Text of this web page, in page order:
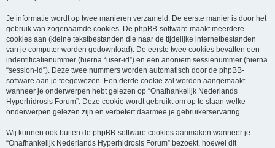
Je informatie wordt op twee manieren verzameld. De eerste manier is door het
gebruik van zogenaamde cookies. De phpBB-software maakt meerdere
cookies aan (kleine tekstbestanden die naar de tijdelijke internetbestanden
van je computer worden gedownload). De eerste twee cookies bevatten een
indentificatienummer (hierna “user-id”) en een anoniem sessienummer (hierna
“session-id”). Deze twee nummers worden automatisch door de phpBB-
software aan je toegewezen. Een derde cookie zal worden aangemaakt
wanneer je onderwerpen hebt gelezen op “Onafhankelijk Nederlands
Hyperhidrosis Forum”. Deze cookie wordt gebruikt om op te slaan welke
onderwerpen gelezen zijn en verbetert daarmee je gebruikerservaring.
Wij kunnen ook buiten de phpBB-software cookies aanmaken wanneer je
“Onafhankelijk Nederlands Hyperhidrosis Forum” bezoekt, hoewel dit